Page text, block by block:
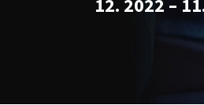
12. 2022 –